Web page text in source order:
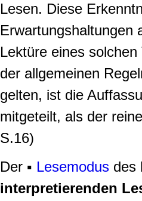
Lesen. Diese
Erwartungshaltungen
Lektüre eines
der allgemeinen
gelten, ist die
mitgeteilt, als der
S.16)
Der ▪ Lesemodus des
interpretierenden